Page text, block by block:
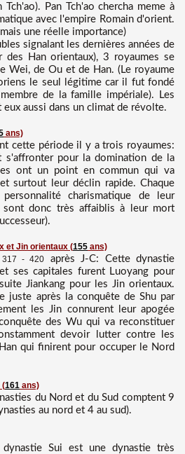
Tch'ao). Pan Tch'ao chercha meme à
avec l'empire Romain d'orient.
une réelle importance)
signalant les dernières années de
des Han orientaux), 3 royaumes se
Wei, de Ou et de Han. (Le royaume
le seul légitime car il fut fondé
de la famille impériale). Les
eux aussi dans un climat de révolte.
ans)
cette période il y a trois royaumes:
pour la domination de la
ont un point en commun qui va
surtout leur déclin rapide. Chaque
charismatique de leur
sont donc très affaiblis à leur mort
et Jin orientaux (155 ans)
- 420 après J-C: Cette dynastie
ses capitales furent Luoyang pour
Jiankang pour les Jin orientaux.
juste après la conquête de Shu par
les Jin connurent leur apogée
des Wu qui va reconstituer
devoir lutter contre les
qui finirent pour occuper le Nord
(161 ans)
du Nord et du Sud comptent 9
au nord et 4 au sud).
Sui est une dynastie très